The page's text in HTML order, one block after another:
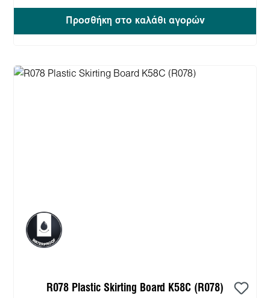
Προσθήκη στο καλάθι αγορών
R078 Plastic Skirting Board K58C (R078)